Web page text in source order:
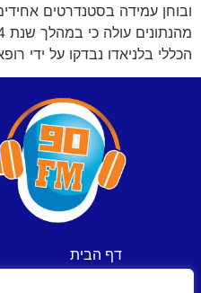
ובוחן עמידה בסטנדרטים
הכללי בלניאדו נבדקו על ידי
דף הבית